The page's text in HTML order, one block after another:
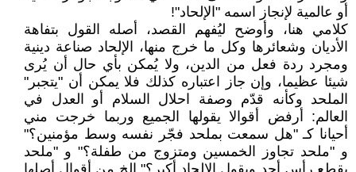
أو عالمية لإنجاز اسمه "الإلحاد"!
كلامي هنا، وأوضح ليُفهم القصد، أصله القول بتفاهة
الأديان وشعائرها وكل ما خرج منها، الإلحاد صناعة دينية
ومجرد ردة فعل من الدين، ولا يُمكن بأي حال أن يُرى
شيئا عظيما، وإن جاز اعتباره كذلك فلا يمكن أن "يتجبر"
الملحد وكأنه قدّم وصفة احلال السلام أو العدل في
العالم: أرفض أقوالا يقولها الجميع وربما خرجت مني
أحيانا كـ "هل سمعت بملحد فجّر نفسه وسط مؤمنين؟"
و "ملحد تجاوز الخمسين ومتزوج من طفلة؟" و "ملحد